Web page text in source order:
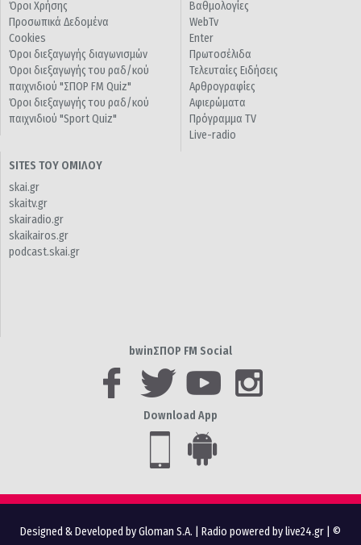
Όροι Χρήσης
Προσωπικά Δεδομένα
Cookies
Όροι διεξαγωγής διαγωνισμών
Όροι διεξαγωγής του ραδ/κού
παιχνιδιού "ΣΠΟΡ FM Quiz"
Όροι διεξαγωγής του ραδ/κού
παιχνιδιού "Sport Quiz"
Βαθμολογίες
WebTv
Enter
Πρωτοσέλιδα
Τελευταίες Ειδήσεις
Αρθρογραφίες
Αφιερώματα
Πρόγραμμα TV
Live-radio
SITES ΤΟΥ ΟΜΙΛΟΥ
skai.gr
skaitv.gr
skairadio.gr
skaikairos.gr
podcast.skai.gr
bwinΣΠΟΡ FM Social
Download App
Designed & Developed by Gloman S.A. Radio powered by live24.gr | ©